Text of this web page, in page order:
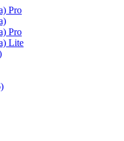
Pro
Pro
Lite